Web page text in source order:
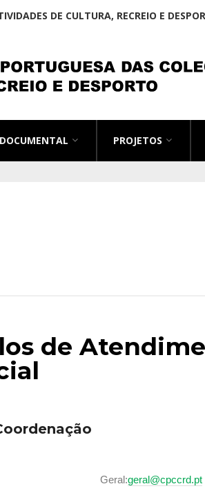
DE CULTURA, RECREIO E
PROJETOS
de
Geral:geral@cpccrd.pt